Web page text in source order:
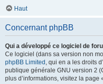
Haut
Concernant phpBB
Qui a développé ce logiciel de
Ce logiciel (dans sa version non
phpBB Limited , qui en a les droits
publique générale GNU version 2
plus d’informations, visitez la page